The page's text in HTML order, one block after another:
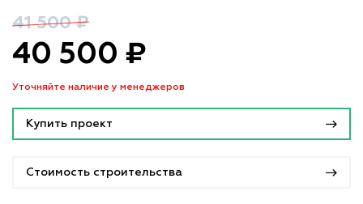
41 500 ₽
40 500 ₽
Уточняйте наличие у менеджеров
Купить проект
Стоимость строительства